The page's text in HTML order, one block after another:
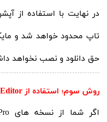
در نهایت با استفاده از
تاپ محدود خواهد شد و
حق دانلود و نصب نخواهد
روش سوم؛ استفاده از Group Policy Editor